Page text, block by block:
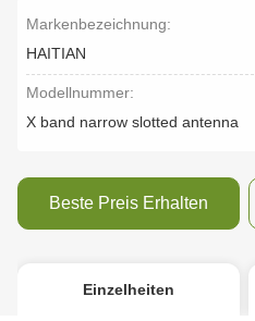
Markenbezeichnung:
HAITIAN
Modellnummer:
X band narrow slotted antenna
Beste Preis Erhalten
Einzelheiten